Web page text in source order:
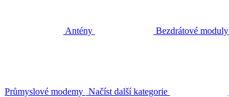
Antény Bezdrátové moduly
Průmyslové modemy Načíst další kategorie